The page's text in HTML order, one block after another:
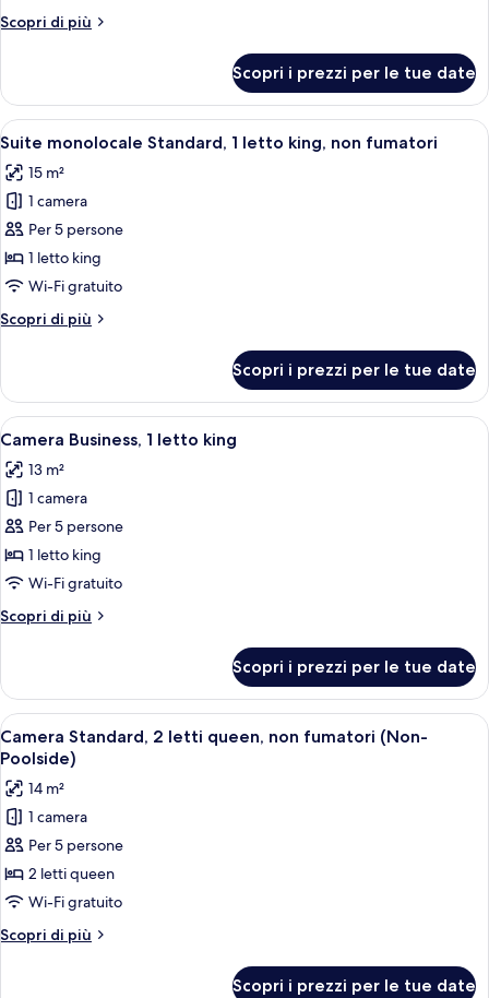
letto
fumatori
(1
Bedroom)
Scopri di più
Altri
Signature,
letto
non
fumatori
(1
Bedroom)
Scopri i prezzi per le tue date
Apri
tutte
le
foto
per
Suite
monolocale
1
non
fumatori
Una camera d'albergo con un letto,
4
Suite monolocale Standard, 1 letto king, non fumatori
15 m²
1 camera
Per 5 persone
1 letto king
Wi-Fi gratuito
Scopri di più
Altri
monolocale
Standard,
1
king,
non
fumatori
Scopri i prezzi per le tue date
Apri
tutte
le
foto
per
Camera
Business,
letto
Una camera d'albergo con un letto,
6
Camera Business, 1 letto king
13 m²
1 camera
Per 5 persone
1 letto king
Wi-Fi gratuito
Scopri di più
Altri
Business,
letto
king
Scopri i prezzi per le tue date
Apri
tutte
le
foto
per
Camera
Standard,
2
letti
queen,
Camera d'albergo con due letti, un
4
Camera Standard, 2 letti queen, non fumatori (Non-
Poolside)
14 m²
1 camera
Per 5 persone
2 letti queen
Wi-Fi gratuito
Scopri di più
Altri
Scopri i prezzi per le tue date